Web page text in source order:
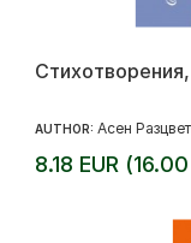
Стихотворения,
AUTHOR: Асен
8.18 EUR